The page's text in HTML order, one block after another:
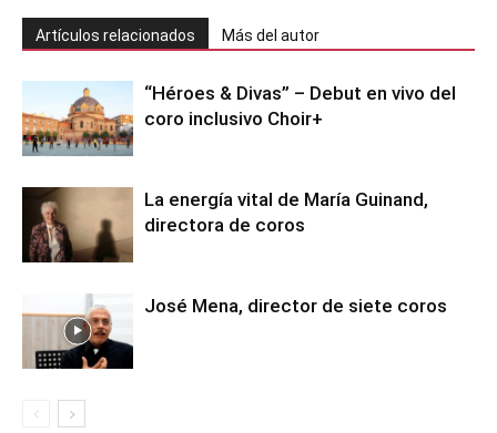
Artículos relacionados Más del autor
“Héroes & Divas” – Debut en vivo del
coro inclusivo Choir+
La energía vital de María Guinand,
directora de coros
José Mena, director de siete coros